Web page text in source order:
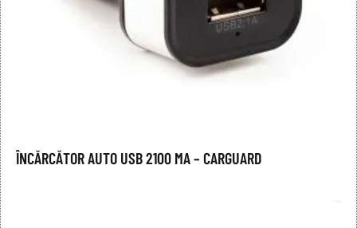
ÎNCĂRCĂTOR AUTO USB 2100 MA – CARGUARD